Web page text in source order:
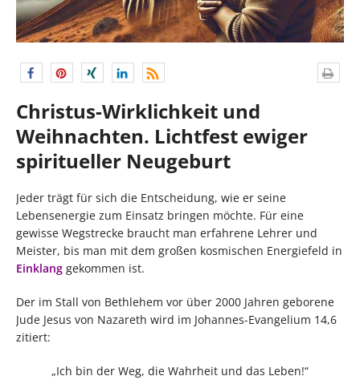
Christus-Wirklichkeit und
Weihnachten. Lichtfest ewiger
spiritueller Neugeburt
Jeder trägt für sich die Entscheidung, wie er seine
Lebensenergie zum Einsatz bringen möchte. Für eine
gewisse Wegstrecke braucht man erfahrene Lehrer und
Meister, bis man mit dem großen kosmischen Energiefeld in
Einklang gekommen ist.
Der im Stall von Bethlehem vor über 2000 Jahren geborene
Jude Jesus von Nazareth wird im Johannes-Evangelium 14,6
zitiert:
„Ich bin der Weg, die Wahrheit und das Leben!“